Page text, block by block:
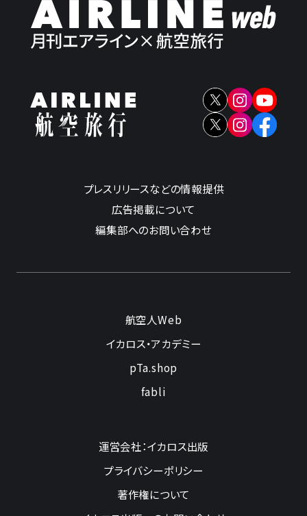
プレスリリースなどの情報提供
広告掲載について
編集部へのお問い合わせ
航空人Web
イカロス・アカデミー
pTa.shop
fabli
運営会社：イカロス出版
プライバシーポリシー
著作権について